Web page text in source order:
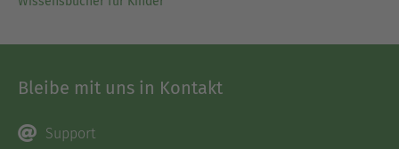
Bleibe mit uns in Kontakt
Support